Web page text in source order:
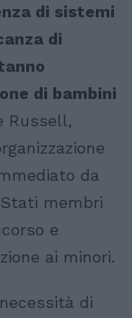
di sistemi
di
di bambini
Russell,
da
membri
e
ai minori.
di